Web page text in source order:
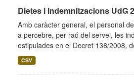
Dietes i Indemnitzacions UdG
Amb caràcter general, el personal
a percebre, per raó del servei, les
estipulades en el Decret 138/2008,
CSV